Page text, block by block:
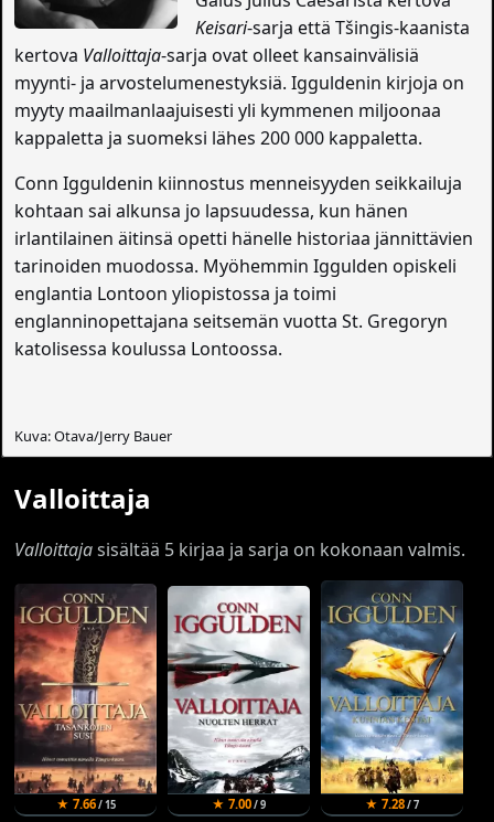
Keisari-sarja että Tšingis-kaanista
kertova Valloittaja-sarja ovat olleet kansainvälisiä
myynti- ja arvostelumenestyksiä. Igguldenin kirjoja on
myyty maailmanlaajuisesti yli kymmenen miljoonaa
kappaletta ja suomeksi lähes 200 000 kappaletta.
Conn Igguldenin kiinnostus menneisyyden seikkailuja
kohtaan sai alkunsa jo lapsuudessa, kun hänen
irlantilainen äitinsä opetti hänelle historiaa jännittävien
tarinoiden muodossa. Myöhemmin Iggulden opiskeli
englantia Lontoon yliopistossa ja toimi
englanninopettajana seitsemän vuotta St. Gregoryn
katolisessa koulussa Lontoossa.
Kuva: Otava/Jerry Bauer
Valloittaja
Valloittajasisältää 5 kirjaa ja sarja on kokonaan valmis.
★ 7.66/ 15 ★ 7.00/ 9 ★ 7.28/ 7